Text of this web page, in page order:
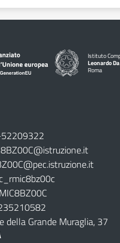
Istituto
Leonardo
Roma
della Grande Muraglia, 37